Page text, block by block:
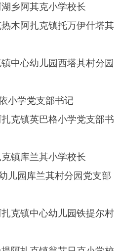
中心幼儿园博斯坦村
什镇中心幼儿园乌恰
儿园博依萨克村分园
镇博依萨克小学校长
校长
学党支部书记
心幼儿园党支部书
苗圃分园党支部书